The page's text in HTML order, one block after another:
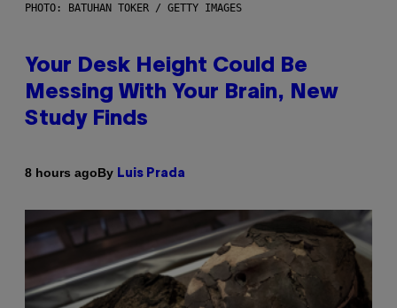
PHOTO: BATUHAN TOKER / GETTY IMAGES
Your Desk Height Could Be
Messing With Your Brain, New
Study Finds
8 hours agoBy Luis Prada